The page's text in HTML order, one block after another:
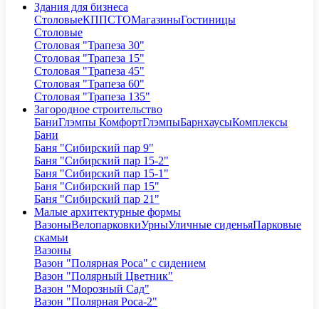
Здания для бизнеса
СтоловыеКППСТОМагазиныГостиницы
Столовые
Столовая "Трапеза 30"
Столовая "Трапеза 15"
Столовая "Трапеза 45"
Столовая "Трапеза 60"
Столовая "Трапеза 135"
Загородное строительство
БаниГлэмпы КомфортГлэмпыБарнхаусыКомплексы
Бани
Баня "Сибирский пар 9"
Баня "Сибирский пар 15-2"
Баня "Сибирский пар 15-1"
Баня "Сибирский пар 15"
Баня "Сибирский пар 21"
Малые архитектурные формы
ВазоныВелопарковкиУрныУличные сиденьяПарковые
скамьи
Вазоны
Вазон "Полярная Роса" с сидением
Вазон "Полярный Цветник"
Вазон "Морозный Сад"
Вазон "Полярная Роса-2"